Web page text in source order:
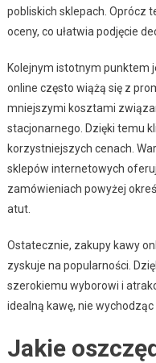
pobliskich sklepach. Oprócz
oceny, co ułatwia podjęcie
Kolejnym istotnym punktem
online często wiążą się z
mniejszymi kosztami
stacjonarnego. Dzięki temu
korzystniejszych cenach.
sklepów internetowych
zamówieniach powyżej
atut.
Ostatecznie, zakupy kawy
zyskuje na popularności.
szerokiemu wyborowi i
idealną kawę, nie wychodząc
Jakie